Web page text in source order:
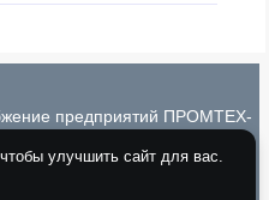
предприятий ПРОМТЕХ-
улучшить сайт для вас.